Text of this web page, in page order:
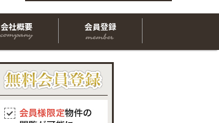
会社概要 会員登録